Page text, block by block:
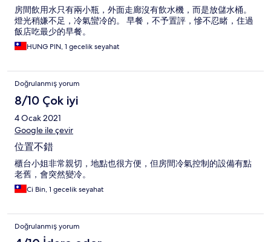
房間飲用水只有兩小瓶，外面走廊沒有飲水機，而是放儲水桶。
燈光稍嫌不足，冷氣蠻冷的。 早餐，不予置評，慘不忍睹，住過
飯店吃最少的早餐。
HUNG PIN, 1 gecelik seyahat
Doğrulanmış yorum
8/10 Çok iyi
4 Ocak 2021
Google ile çevir
位置不錯
櫃台小姐非常親切，地點也很方便，但房間冷氣控制的設備有點
老舊，會突然變冷。
Ci Bin, 1 gecelik seyahat
Doğrulanmış yorum